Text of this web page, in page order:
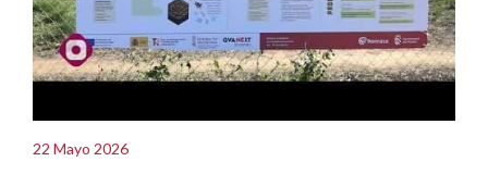
22 Mayo 2026